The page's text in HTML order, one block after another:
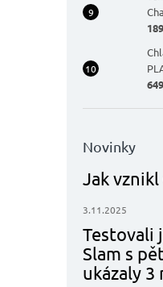
Novinky
Jak vznikl
3.11.2025
Testovali
Slam s
ukázaly 3